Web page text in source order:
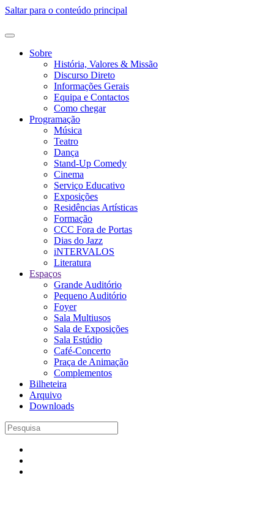
Saltar para o conteúdo principal
Sobre
História, Valores & Missão
Discurso Direto
Informações Gerais
Equipa e Contactos
Como chegar
Programação
Música
Teatro
Dança
Stand-Up Comedy
Cinema
Serviço Educativo
Exposições
Residências Artísticas
Formação
CCC Fora de Portas
Dias do Jazz
iNTERVALOS
Literatura
Espaços
Grande Auditório
Pequeno Auditório
Foyer
Sala Multiusos
Sala de Exposições
Sala Estúdio
Café-Concerto
Praça de Animação
Complementos
Bilheteira
Arquivo
Downloads